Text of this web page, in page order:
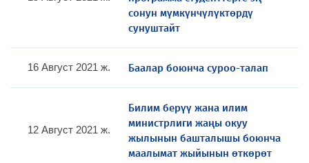
сонун мүмкүнчүлүктөрдү
сунуштайт
16 Август 2021 ж. Баалар боюнча суроо-талап
12 Август 2021 ж.
Билим берүү жана илим
министрлиги жаңы окуу
жылынын башталышы боюнча
маалымат жыйынын өткөрөт